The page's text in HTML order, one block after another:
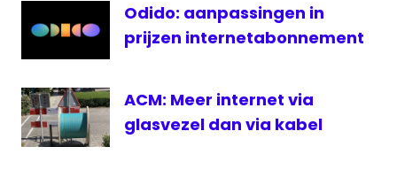
Odido: aanpassingen in
prijzen internetabonnement
ACM: Meer internet via
glasvezel dan via kabel